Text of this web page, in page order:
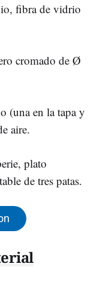
fibra de vidrio
cromado de Ø
(una en la tapa y
aire.
plato
de tres patas.